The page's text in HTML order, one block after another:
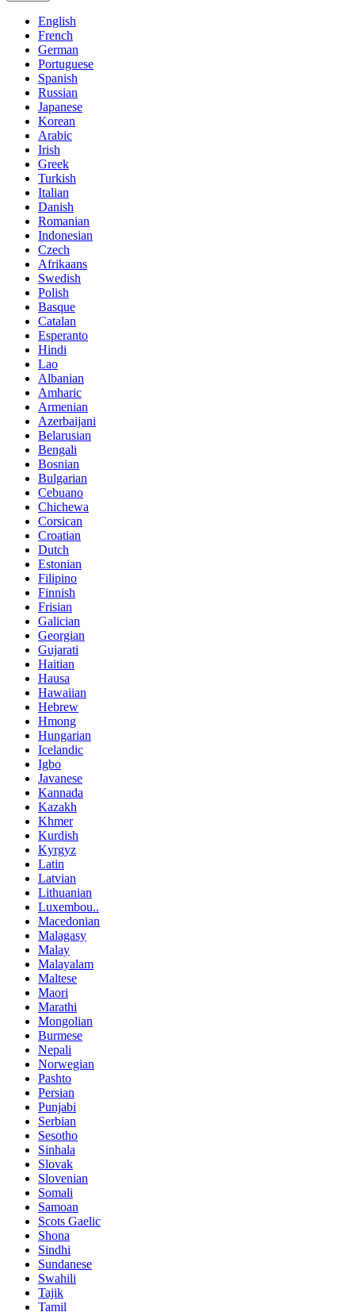
English
French
German
Portuguese
Spanish
Russian
Japanese
Korean
Arabic
Irish
Greek
Turkish
Italian
Danish
Romanian
Indonesian
Czech
Afrikaans
Swedish
Polish
Basque
Catalan
Esperanto
Hindi
Lao
Albanian
Amharic
Armenian
Azerbaijani
Belarusian
Bengali
Bosnian
Bulgarian
Cebuano
Chichewa
Corsican
Croatian
Dutch
Estonian
Filipino
Finnish
Frisian
Galician
Georgian
Gujarati
Haitian
Hausa
Hawaiian
Hebrew
Hmong
Hungarian
Icelandic
Igbo
Javanese
Kannada
Kazakh
Khmer
Kurdish
Kyrgyz
Latin
Latvian
Lithuanian
Luxembou..
Macedonian
Malagasy
Malay
Malayalam
Maltese
Maori
Marathi
Mongolian
Burmese
Nepali
Norwegian
Pashto
Persian
Punjabi
Serbian
Sesotho
Sinhala
Slovak
Slovenian
Somali
Samoan
Scots Gaelic
Shona
Sindhi
Sundanese
Swahili
Tajik
Tamil